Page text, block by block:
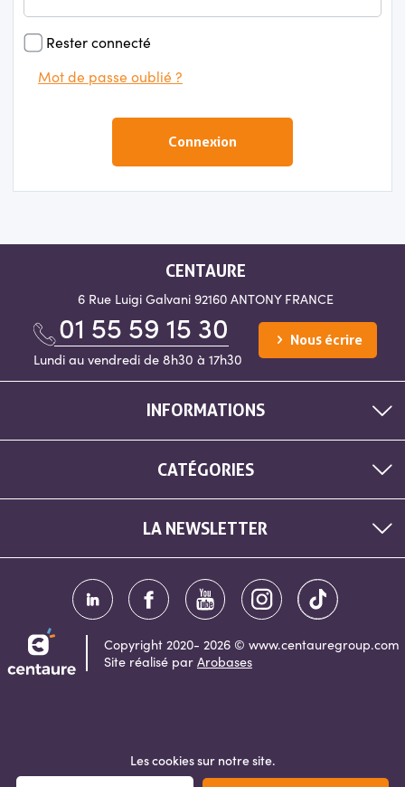
Rester connecté
Mot de passe oublié ?
Connexion
CENTAURE
6 Rue Luigi Galvani 92160 ANTONY FRANCE
01 55 59 15 30
Lundi au vendredi de 8h30 à 17h30
Nous écrire
INFORMATIONS
CATÉGORIES
LA NEWSLETTER
Copyright 2020- 2026 © www.centauregroup.com
Site réalisé par Arobases
Les cookies sur notre site.